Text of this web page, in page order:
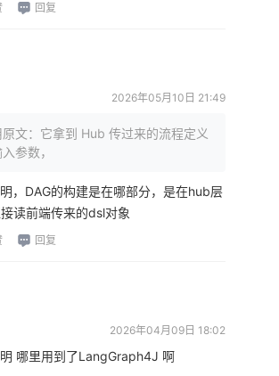
回复
2026年05月10日 21:49
原文：它拿到 Hub 传过来的流程定义
参数，
，DAG的构建是在哪部分，是在hub层
读前端传来的dsl对象
回复
2026年04月09日 18:02
哪里用到了LangGraph4J 啊